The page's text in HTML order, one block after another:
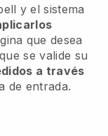
y el sistema
que desea
se valide su
a través
de entrada.